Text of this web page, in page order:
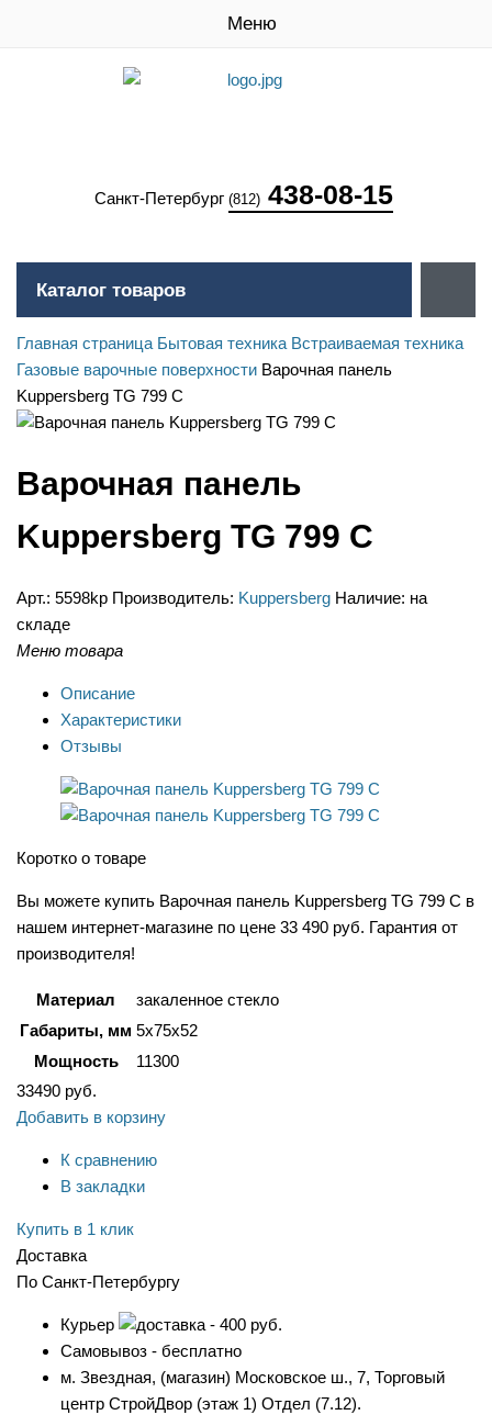
Меню
Санкт-Петербург (812) 438-08-15
Каталог товаров
Главная страница Бытовая техника Встраиваемая техника
Газовые варочные поверхности Варочная панель
Kuppersberg TG 799 С
Варочная панель
Kuppersberg TG 799 С
Арт.: 5598kp Производитель: Kuppersberg Наличие: на
складе
Меню товара
Описание
Характеристики
Отзывы
Коротко о товаре
Вы можете купить Варочная панель Kuppersberg TG 799 С в
нашем интернет-магазине по цене 33 490 руб. Гарантия от
производителя!
Материал
закаленное стекло
Габариты, мм 5x75x52
Мощность
11300
33490 руб.
Добавить в корзину
К сравнению
В закладки
Купить в 1 клик
Доставка
По Санкт-Петербургу
Курьер
- 400 руб.
Самовывоз - бесплатно
м. Звездная, (магазин) Московское ш., 7, Торговый
центр СтройДвор (этаж 1) Отдел (7.12).